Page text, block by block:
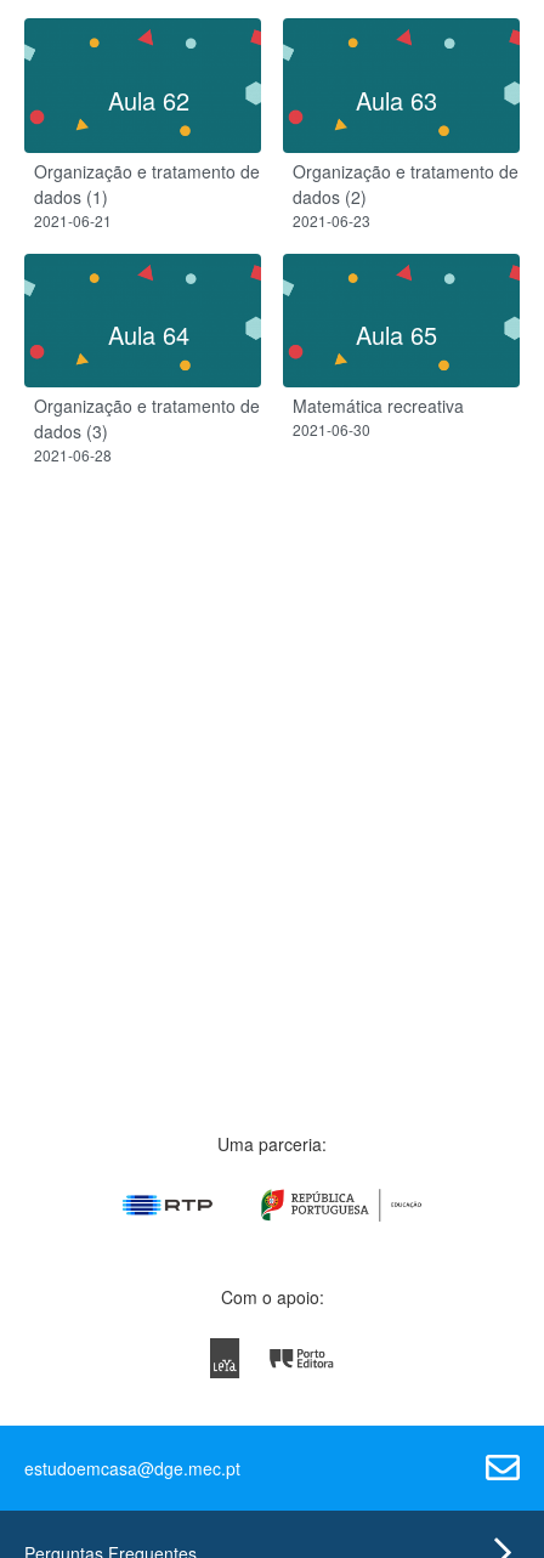
Aula 62
Organização e tratamento de
dados (1)
2021-06-21
Aula 63
Organização e tratamento de
dados (2)
2021-06-23
Aula 64
Organização e tratamento de
dados (3)
2021-06-28
Aula 65
Matemática recreativa
2021-06-30
Uma parceria:
Com o apoio:
estudoemcasa@dge.mec.pt